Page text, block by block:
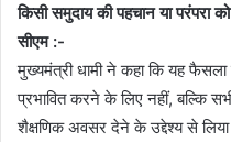
किसी समुदाय की पहचान या परंपरा
सीएम :-
मुख्यमंत्री धामी ने कहा कि यह फैसला
प्रभावित करने के लिए नहीं, बल्कि
शैक्षणिक अवसर देने के उद्देश्य से